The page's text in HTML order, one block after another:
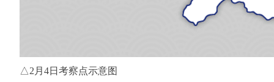
△2月4日考察点示意图